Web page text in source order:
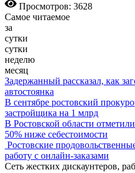
Просмотров: 3628
Самое читаемое
за
сутки
сутки
неделю
месяц
Задержанный рассказал, как
автостоянка
В сентябре ростовский
застройщика на 1 млрд
В Ростовской области
50% ниже себестоимости
Ростовские
работу с онлайн-заказами
Сеть жестких дискаунтеров,